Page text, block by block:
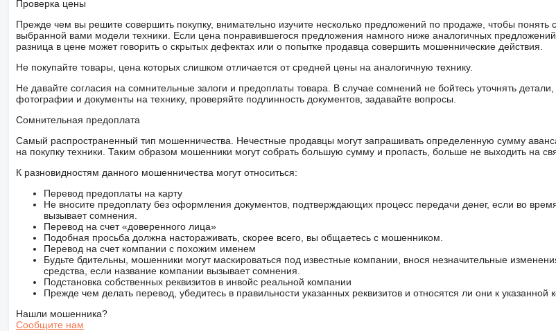
Проверка цены
Прежде чем вы решите совершить покупку, внимательно изучите несколько предложений по продаже, чтобы понять
выбранной вами модели техники. Если цена понравившегося предложения намного ниже аналогичных
разница в цене может говорить о скрытых дефектах или о попытке продавца совершить мошеннические действия.
Не покупайте товары, цена которых слишком отличается от средней цены на аналогичную технику.
Не давайте согласия на сомнительные залоги и предоплаты товара. В случае сомнений не бойтесь уточнять
фотографии и документы на технику, проверяйте подлинность документов, задавайте вопросы.
Сомнительная предоплата
Самый распространенный тип мошенничества. Нечестные продавцы могут запрашивать определенную сумму
на покупку техники. Таким образом мошенники могут собрать большую сумму и пропасть, больше не выходить на
К разновидностям данного мошенничества могут относиться:
Перевод предоплаты на карту
Не вносите предоплату без оформления документов, подтверждающих процесс передачи денег, если во
вызывает сомнения.
Перевод на счет «доверенного лица»
Подобная просьба должна настораживать, скорее всего, вы общаетесь с мошенником.
Перевод на счет компании с похожим именем
Будьте бдительны, мошенники могут маскироваться под известные компании, внося незначительные
средства, если название компании вызывает сомнения.
Подстановка собственных реквизитов в инвойс реальной компании
Прежде чем делать перевод, убедитесь в правильности указанных реквизитов и относятся ли они к указанной
Нашли мошенника?
Сообщите нам